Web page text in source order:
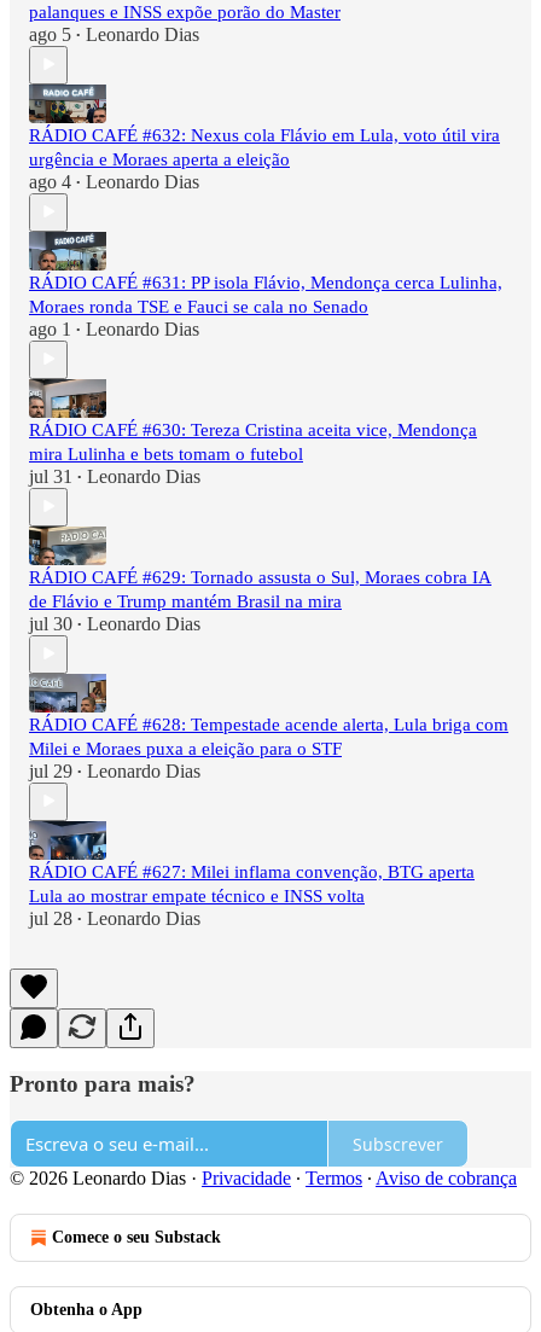
palanques e INSS expõe porão do Master
ago 5 • Leonardo Dias
RÁDIO CAFÉ #632: Nexus cola Flávio em Lula, voto útil vira
urgência e Moraes aperta a eleição
ago 4 • Leonardo Dias
RÁDIO CAFÉ #631: PP isola Flávio, Mendonça cerca Lulinha,
Moraes ronda TSE e Fauci se cala no Senado
ago 1 • Leonardo Dias
RÁDIO CAFÉ #630: Tereza Cristina aceita vice, Mendonça
mira Lulinha e bets tomam o futebol
jul 31 • Leonardo Dias
RÁDIO CAFÉ #629: Tornado assusta o Sul, Moraes cobra IA
de Flávio e Trump mantém Brasil na mira
jul 30 • Leonardo Dias
RÁDIO CAFÉ #628: Tempestade acende alerta, Lula briga com
Milei e Moraes puxa a eleição para o STF
jul 29 • Leonardo Dias
RÁDIO CAFÉ #627: Milei inflama convenção, BTG aperta
Lula ao mostrar empate técnico e INSS volta
jul 28 • Leonardo Dias
Pronto para mais?
Subscrever
© 2026 Leonardo Dias · Privacidade ∙ Termos ∙ Aviso de cobrança
Comece o seu Substack
Obtenha o App